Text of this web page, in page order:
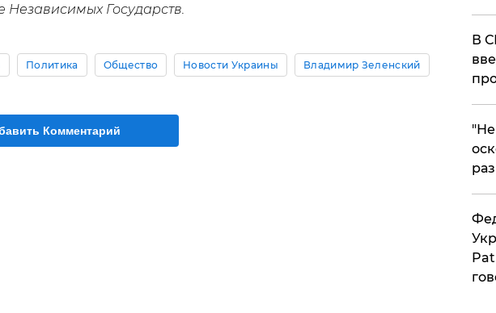
Независимых Государств.
Политика Общество Новости Украины Владимир Зеленский
Комментарий
В